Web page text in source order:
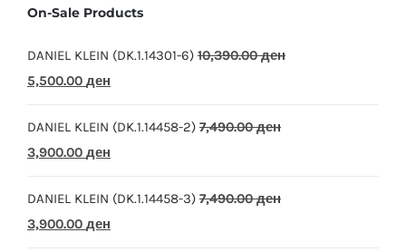
On-Sale Products
DANIEL KLEIN (DK.1.14301-6) 10,390.00ден
Original
was:
10,390.00 ден.
5,500.00 ден
is:
5,500.00 ден.
DANIEL KLEIN (DK.1.14458-2) 7,490.00ден
Original
was:
7,490.00 ден.
3,900.00 ден
is:
3,900.00 ден.
DANIEL KLEIN (DK.1.14458-3) 7,490.00ден
Original
3,900.00 ден